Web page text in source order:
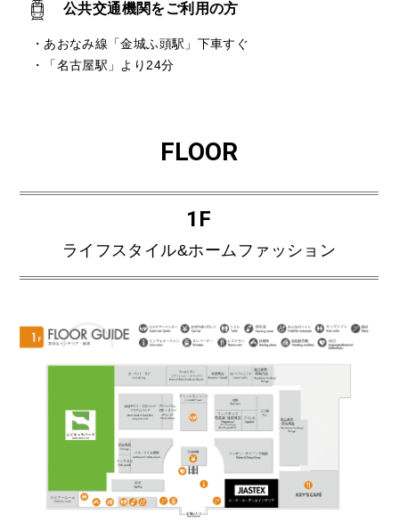
公共交通機関をご利用の方
・あおなみ線「金城ふ頭駅」下車すぐ
・「名古屋駅」より24分
FLOOR
1F
ライフスタイル&ホームファッション